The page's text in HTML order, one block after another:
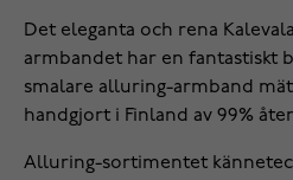
Det eleganta och rena
armbandet har en fantastiskt
smalare alluring-armband
handgjort i Finland av 99%
Alluring-sortimentet